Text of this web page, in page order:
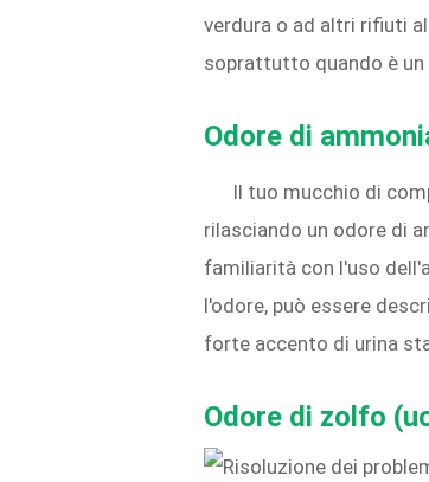
verdura o ad altri rifiuti
soprattutto quando è un
Odore di
Il tuo mucchio di
rilasciando un odore di
familiarità con l'uso
l'odore, può essere
forte accento di urina
Odore di zolfo